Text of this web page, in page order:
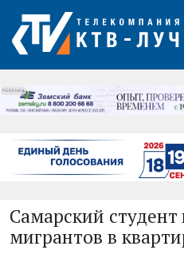
РЕКЛАМА
Самарский студент
мигрантов в